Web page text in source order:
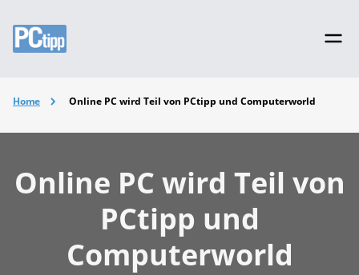
Home Online PC wird Teil von PCtipp und Computerworld
Online PC wird Teil von
PCtipp und
Computerworld